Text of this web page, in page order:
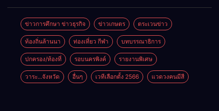
เขตครบ ย้ำจะ
กลับมาทวง
เก้าอี้คืน
ลบ.ม. ให้
เกษตรกว่า 1
แสนไร่
ข่าวการศึกษา ข่าวธุรกิจ ข่าวเกษตร ตระเวนข่าว
ท้องถิ่นล้านนา ท่องเที่ยว กีฬา บทบรรณาธิการ
ปกครอง/ท้องที่ รอบนครพิงค์ รายงานพิเศษ
วาระ...จังหวัด อื่นๆ เวทีเลือกตั้ง 2566 แวดวงคนมีสี